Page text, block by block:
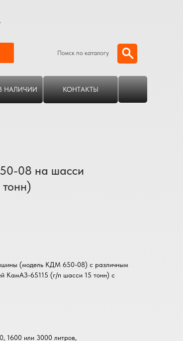
Поиск по каталогу
НАЛИЧИИ КОНТАКТЫ
08 на шасси
(модель КДМ 650-08) с различным
КамАЗ-65115 (г/п шасси 15 тонн) с
1600 или 3000 литров,